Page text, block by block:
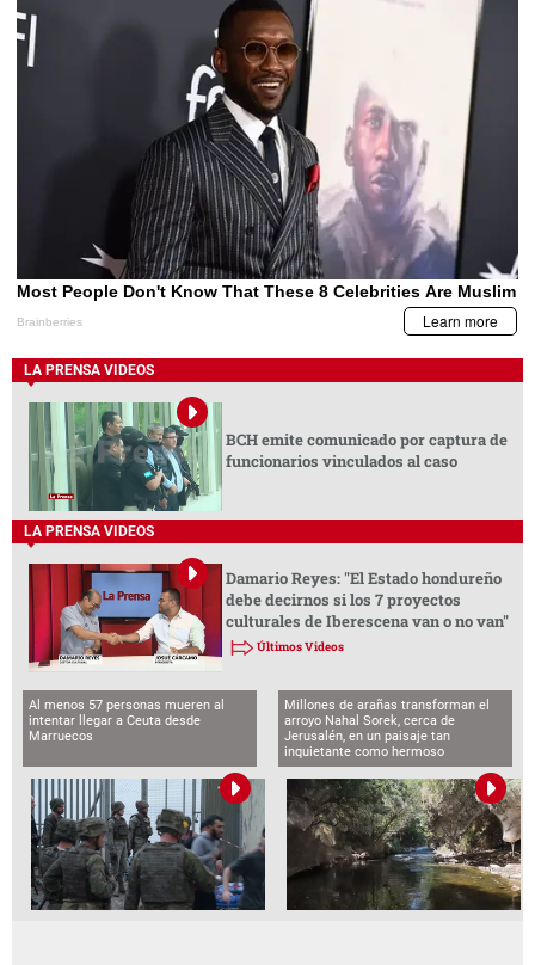
LA PRENSA VIDEOS
BCH emite comunicado por captura de
funcionarios vinculados al caso
LA PRENSA VIDEOS
Damario Reyes: "El Estado hondureño
debe decirnos si los 7 proyectos
culturales de Iberescena van o no van"
Últimos Videos
Al menos 57 personas mueren al
intentar llegar a Ceuta desde
Marruecos
Millones de arañas transforman el
arroyo Nahal Sorek, cerca de
Jerusalén, en un paisaje tan
inquietante como hermoso